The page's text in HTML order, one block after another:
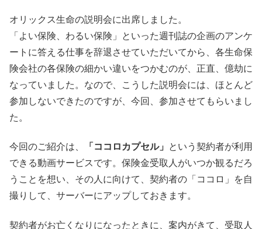
オリックス生命の説明会に出席しました。
「よい保険、わるい保険」といった週刊誌の企画のアンケ
ートに答える仕事を辞退させていただいてから、各生命保
険会社の各保険の細かい違いをつかむのが、正直、億劫に
なっていました。なので、こうした説明会には、ほとんど
参加しないできたのですが、今回、参加させてもらいまし
た。
今回のご紹介は、 「ココロカプセル」 という契約者が利用
できる動画サービスです。保険金受取人がいつか観るだろ
うことを想い、その人に向けて、契約者の「ココロ」を自
撮りして、サーバーにアップしておきます。
契約者がお亡くなりになったときに、案内がきて、受取人